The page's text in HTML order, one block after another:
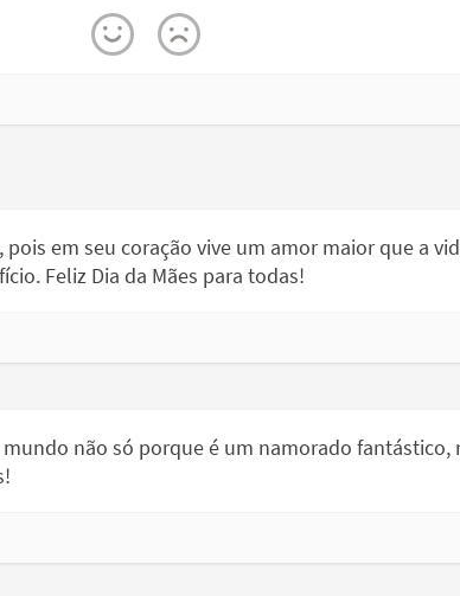
em seu coração vive um amor maior que a
Feliz Dia da Mães para todas!
não só porque é um namorado fantástico,